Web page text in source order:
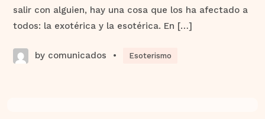
salir con alguien, hay una cosa que los ha afectado a
todos: la exotérica y la esotérica. En […]
by comunicados • Esoterismo